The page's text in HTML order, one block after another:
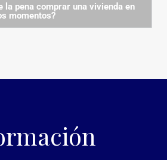
la pena comprar una vivienda en
momentos?